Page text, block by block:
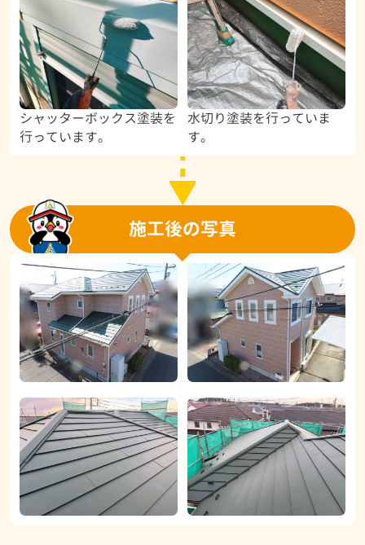
シャッターボックス塗装を
行っています。
水切り塗装を行っていま
す。
施工後の写真